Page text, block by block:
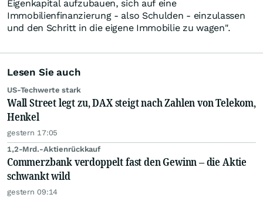
Eigenkapital aufzubauen, sich auf eine
Immobilienfinanzierung - also Schulden - einzulassen
und den Schritt in die eigene Immobilie zu wagen".
Lesen Sie auch
US-Techwerte stark
Wall Street legt zu, DAX steigt nach Zahlen von Telekom,
Henkel
gestern 17:05
1,2-Mrd.-Aktienrückkauf
Commerzbank verdoppelt fast den Gewinn – die Aktie
schwankt wild
gestern 09:14